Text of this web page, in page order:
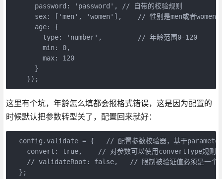
      password: 'password', // 自带的校验规则
      sex: ['men', 'women'],    // 性别是men或者women
      age: {
        type: 'number',         // 年龄范围0-120
        min: 0,
        max: 120
      }
    });
这里有个坑，年龄怎么填都会报格式错误，这是因为配置的
时候默认把参数转型关了，配置回来就好：
config.validate = {   // 配置参数校验器，基于
convert: true,    // 对参数可以使用convertType规则
// validateRoot: false,   // 限制被验证值必须是一个
  };